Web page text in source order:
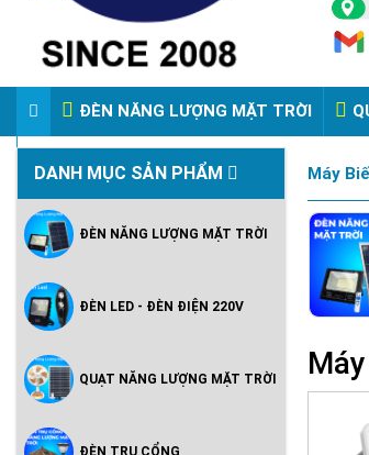
ĐÈN NĂNG LƯỢNG MẶT TRỜI
VIDEO ĐÈN PHA ĐIỆN 220V
DANH MỤC SẢN PHẨM
ĐÈN NĂNG LƯỢNG MẶT TRỜI
ĐÈN LED - ĐÈN ĐIỆN 220V
QUẠT NĂNG LƯỢNG MẶT TRỜI
ĐÈN TRỤ CỔNG
Máy